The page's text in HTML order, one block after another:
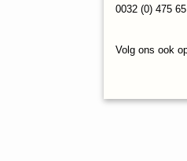
0032 (0) 475
Volg ons ook